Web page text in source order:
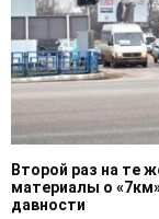
Второй раз на те
материалы о
давности